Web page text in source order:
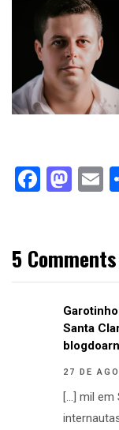
5 Comments
Santa
27 DE
[…] mil em